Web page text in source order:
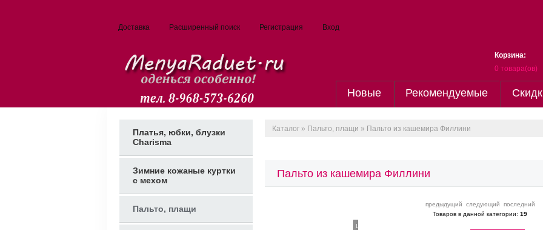
Доставка Расширенный поиск Регистрация Вход
Новые Рекомендуемые
Корзина:
0 товара(ов)
Каталог » Пальто, плащи » Пальто из кашемира Филлини
Пальто из кашемира Филлини
предыдущий следующий
последний
Товаров в данной категории: 19
Loading...
Платья, юбки, блузки
Charisma
Зимние кожаные куртки
с мехом
Пальто, плащи